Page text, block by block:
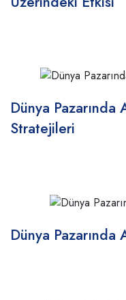
Dünya Pazarında
Stratejileri
Dünya Pazarında